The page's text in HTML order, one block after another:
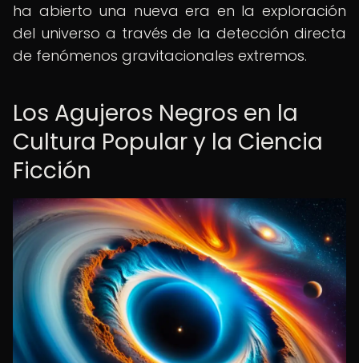
ha abierto una nueva era en la exploración
del universo a través de la detección directa
de fenómenos gravitacionales extremos.
Los Agujeros Negros en la
Cultura Popular y la Ciencia
Ficción